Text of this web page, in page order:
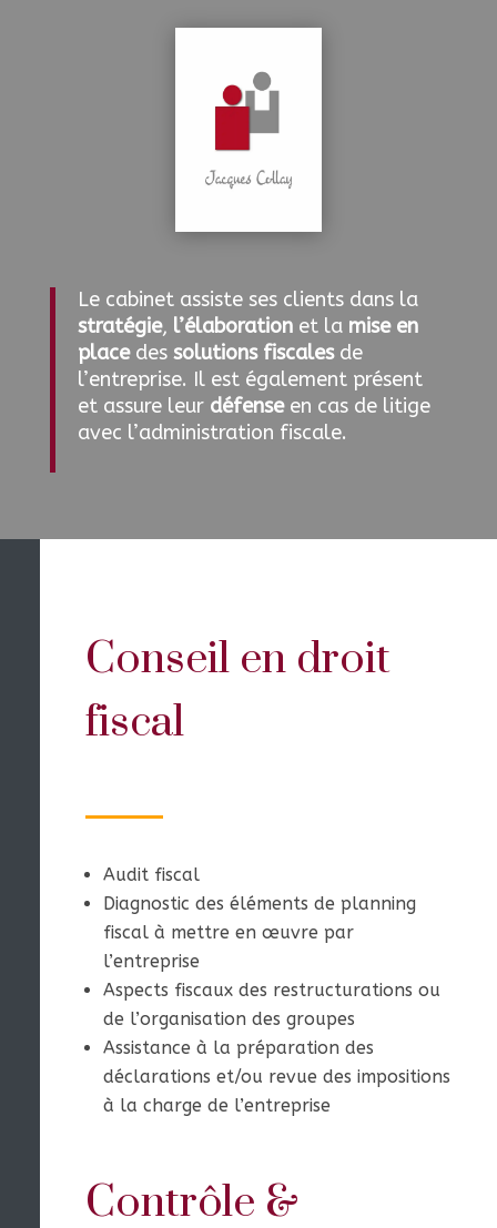
Le cabinet assiste ses clients dans la
stratégie, l’élaborationet la mise en
placedes solutions fiscalesde
l’entreprise. Il est également présent
et assure leur défenseen cas de litige
avec l’administration fiscale.
Conseil en droit
fiscal
Audit fiscal
Diagnostic des éléments de planning
fiscal à mettre en œuvre par
l’entreprise
Aspects fiscaux des restructurations ou
de l’organisation des groupes
Assistance à la préparation des
déclarations et/ou revue des impositions
à la charge de l’entreprise
Contrôle &